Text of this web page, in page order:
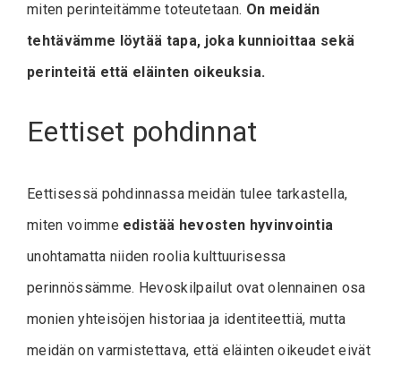
miten perinteitämme toteutetaan. On meidän
tehtävämme löytää tapa, joka kunnioittaa sekä
perinteitä että eläinten oikeuksia.
Eettiset pohdinnat
Eettisessä pohdinnassa meidän tulee tarkastella,
miten voimme edistää hevosten hyvinvointia
unohtamatta niiden roolia kulttuurisessa
perinnössämme. Hevoskilpailut ovat olennainen osa
monien yhteisöjen historiaa ja identiteettiä, mutta
meidän on varmistettava, että eläinten oikeudet eivät